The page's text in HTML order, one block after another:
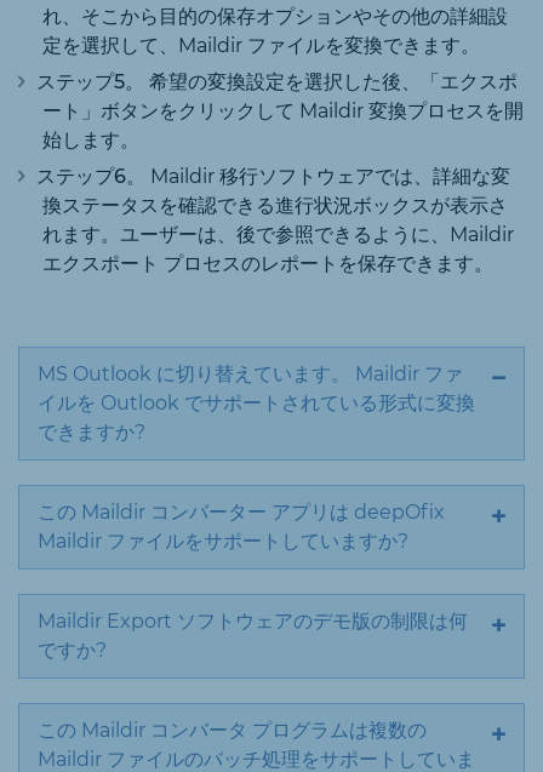
れ、そこから目的の保存オプションやその他の詳細設
定を選択して、Maildir ファイルを変換できます。
ステップ5。
希望の変換設定を選択した後、「エクスポ
ート」ボタンをクリックして Maildir 変換プロセスを開
始します。
ステップ6。
Maildir 移行ソフトウェアでは、詳細な変
換ステータスを確認できる進行状況ボックスが表示さ
れます。ユーザーは、後で参照できるように、Maildir
エクスポート プロセスのレポートを保存できます。
MS Outlook に切り替えています。 Maildir ファ
イルを Outlook でサポートされている形式に変換
できますか?
この Maildir コンバーター アプリは deepOfix
Maildir ファイルをサポートしていますか?
Maildir Export ソフトウェアのデモ版の制限は何
ですか?
この Maildir コンバータ プログラムは複数の
Maildir ファイルのバッチ処理をサポートしていま